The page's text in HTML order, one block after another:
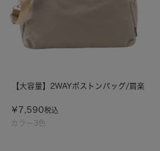
カラー3色
【大容量】2WAYボストンバッグ/肩楽
¥ 7,590税込